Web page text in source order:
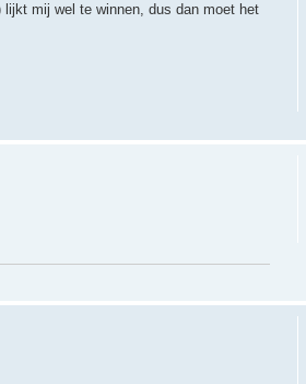
mij wel te winnen, dus dan moet het